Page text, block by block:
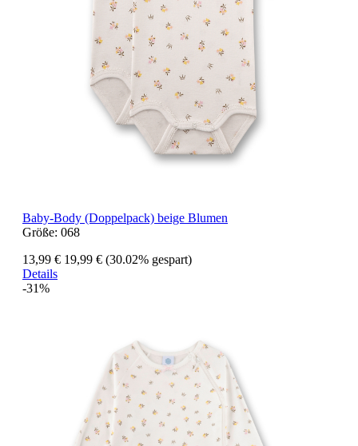
Baby-Body (Doppelpack) beige Blumen
Größe: 068
13,99 € 19,99 € (30.02% gespart)
Details
-31%